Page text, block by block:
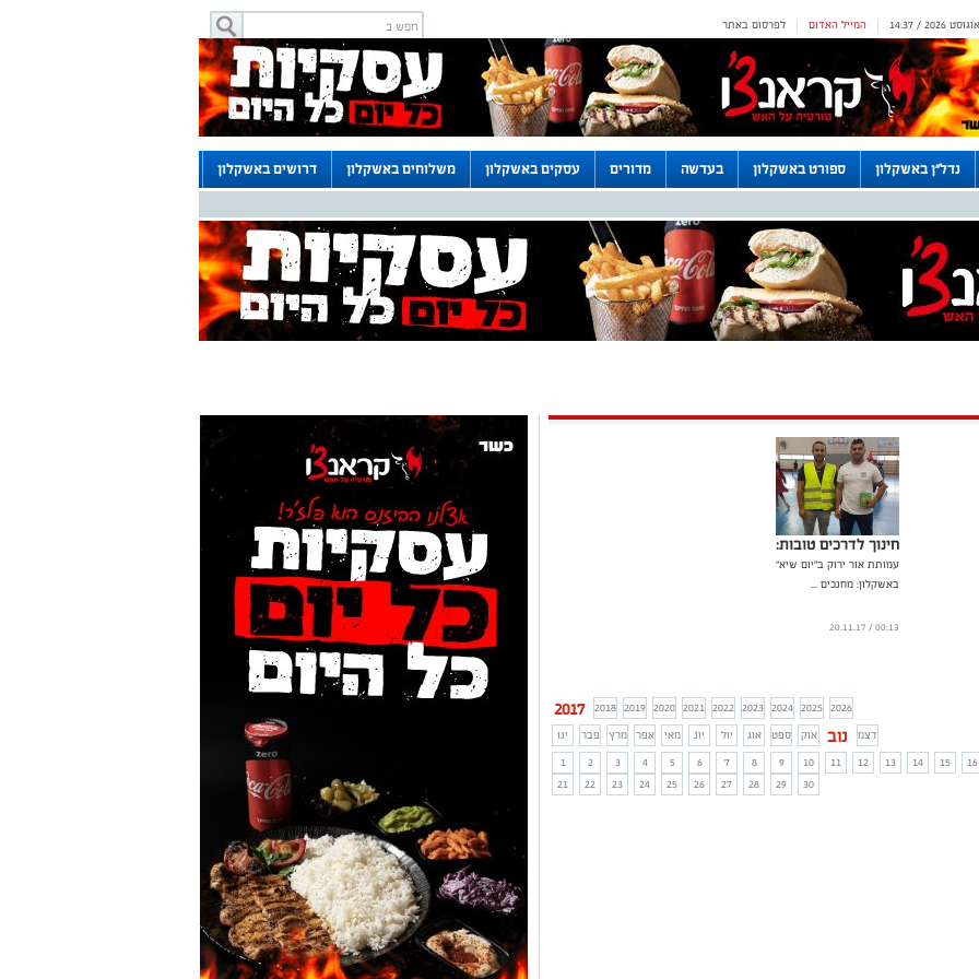
לפרסום באתר | המייל האדום |
נדל"ן באשקלון ספורט באשקלון בעדשה מדורים עסקים באשקלון משלוחים באשקלון דרושים באשקלון
חינוך לדרכים טובות:
עמותת אור ירוק ב"יום שיא"
באשקלון: מחנכים ...
00:13 / 20.11.17
2017 2018 2019 2020 2021 2022 2023 2024 2025 2026
ינו
פבר מרץ אפר מאי יונ יול אוג ספט אוק נוב
דצמ
1
2 3 4 5 6 7 8 9 10 11 12 13 14 15 16
21 22 23 24 25 26 27 28 29 30